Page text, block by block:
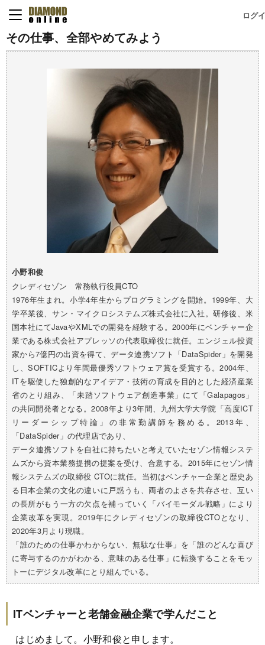
ログ
その仕事、全部やめてみよう
小野和俊
クレディセゾン 常務執行役員CTO
1976年生まれ。小学4年生からプログラミングを開始。1999年、大
学卒業後、サン・マイクロシステムズ株式会社に入社。研修後、米
国本社にてJavaやXMLでの開発を経験する。2000年にベンチャー企
業である株式会社アプレッソの代表取締役に就任。エンジェル投資
家から7億円の出資を得て、データ連携ソフト「DataSpider」を開発
し、SOFTICより年間最優秀ソフトウェア賞を受賞する。2004年、
ITを駆使した独創的なアイデア・技術の育成を目的とした経済産業
省のとり組み、「未踏ソフトウェア創造事業」にて「Galapagos」
の共同開発者となる。2008年より3年間、九州大学大学院「高度ICT
リーダーシップ特論」の非常勤講師を務める。2013年、
「DataSpider」の代理店であり、
データ連携ソフトを自社に持ちたいと考えていたセゾン情報システ
ムズから資本業務提携の提案を受け、合意する。2015年にセゾン情
報システムズの取締役 CTOに就任。当初はベンチャー企業と歴史あ
る日本企業の文化の違いに戸惑うも、両者のよさを共存させ、互い
の長所がもう一方の欠点を補っていく「バイモーダル戦略」により
企業改革を実現。2019年にクレディセゾンの取締役CTOとなり、
2020年3月より現職。
「誰のための仕事かわからない、無駄な仕事」を「誰のどんな喜び
に寄与するのかがわかる、意味のある仕事」に転換することをモッ
トーにデジタル改革にとり組んでいる。
ITベンチャーと老舗金融企業で学んだこと
はじめまして。小野和俊と申します。